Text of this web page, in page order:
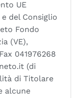
UE
del Consiglio
Fondo
(VE),
041976268
(di
di Titolare
alcune